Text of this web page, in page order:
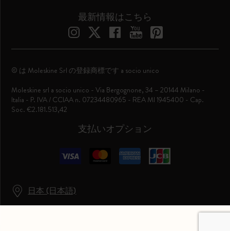
最新情報はこちら
日本 (日本語)
支払いオプション
© は Moleskine Srl の登録商標です a socio unico
Moleskine srl a socio unico - Via Bergognone, 34 – 20144 Milano -
Italia - P. IVA / CCIAA n. 07234480965 - REA MI 1945400 - Cap.
Soc. €2.181.513,42